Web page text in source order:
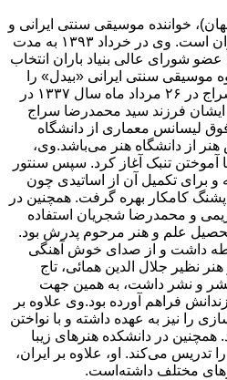
سراج (۱۳۳۷، اصفهان)، خواننده موسیقی سنتی ایرانی و
نوازندهٔ سنتور و سه‌تار اهل ایران است. وی در خرداد ۱۳۹۳ به مدت
چهار سال به عنوان یکی از ۲۵ عضو شورای عالی بنیاد باران انتخاب
سنتی ایرانی «بیدل» را
نیز به عهده دارد.حسام‌الدین سراج در ۲۶ مرداد ماه سال ۱۳۳۷ در
فرزند سید محمدرضا سراج
لیسانس معماری از دانشگاه
از دانشگاه هنر می‌باشد.وی،
آموختن تنبک آغاز کرد. سپس سنتور
برای تکمیل آن از اساتیدی چون
پشنگ کامکار بهره گرفت. همچنین در
و محمدرضا شجریان استفاده
علم و هنر مرحوم پدرش بود.
داشت و از صدای خوش آهنگی
نظیر جلال الدین همائی، تاج
و نشر داشت، به همین جهت
فراهم آورده بود.وی علاوه بر
را نیز به عهده داشته و با نواختن
همچنین در دانشکده هنرهای زیبا
می‌کند. او، علاوه بر ایران،
مختلف داشته‌است.